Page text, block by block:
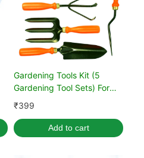
Gardening Tools Kit (5
Gardening Tool Sets) For
Home Gardening
₹399
Add to cart